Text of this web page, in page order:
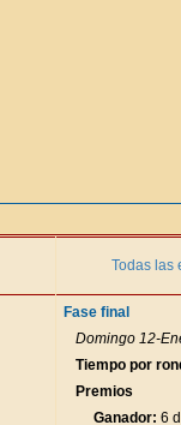
Todas las
Fase final
Domingo 12-
Tiempo por
Premios
Ganador: 6